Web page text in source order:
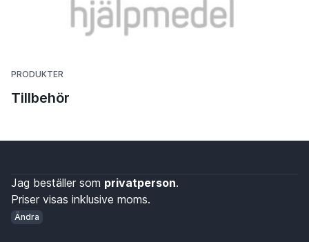
PRODUKTER
Tillbehör
Jag beställer som privatperson.
Priser visas inklusive moms.
Ändra